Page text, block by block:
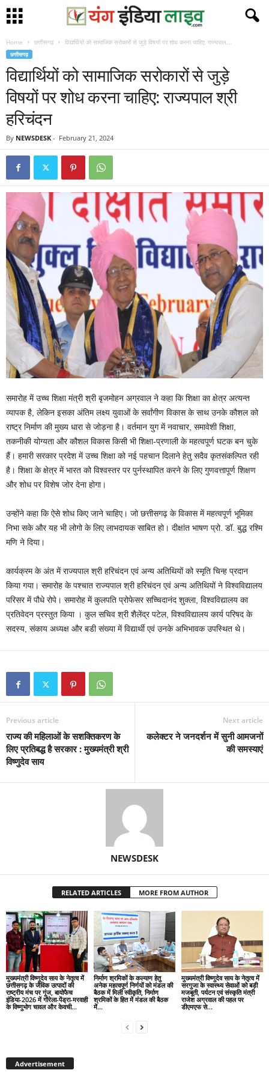
Home छत्तीसगढ़ विद्यार्थियों को सामाजिक सरोकारों से जुड़े विषयों पर शोध करना चाहिए: राज्यपाल...
छत्तीसगढ़
विद्यार्थियों को सामाजिक सरोकारों से जुड़े
विषयों पर शोध करना चाहिए: राज्यपाल श्री
हरिचंदन
By NEWSDESK - February 21, 2024
समारोह में उच्च शिक्षा मंत्री श्री बृजमोहन अग्रवाल ने कहा कि शिक्षा का क्षेत्र अत्यन्त
व्यापक है, लेकिन इसका अंतिम लक्ष्य युवाओं के सर्वांगीण विकास के साथ उनके कौशल को
राष्ट्र निर्माण की मुख्य धारा से जोड़ना है। वर्तमान युग में नवाचार, समावेशी शिक्षा,
तकनीकी योग्यता और कौशल विकास किसी भी शिक्षा-प्रणाली के महत्वपूर्ण घटक बन चुके
हैं। हमारी सरकार प्रदेश में उच्च शिक्षा को नई पहचान दिलाने हेतु सदैव कृतसंकल्पित रही
है। शिक्षा के क्षेत्र में भारत को विश्वस्तर पर पुर्नस्थापित करने के लिए गुणवत्तापूर्ण शिक्षण
और शोध पर विशेष जोर देना होगा।
उन्होंने कहा कि ऐसे शोध किए जाने चाहिए। जो छत्तीसगढ़ के विकास में महत्वपूर्ण भूमिका
निभा सके और यह भी लोगो के लिए लाभदायक साबित हो। दीक्षांत भाषण प्रो. डॉ. बुद्ध रश्मि
मणि ने दिया।
कार्यक्रम के अंत में राज्यपाल श्री हरिचंदन एवं अन्य अतिथियों को स्मृति चिन्ह प्रदान
किया गया। समारोह के पश्चात राज्यपाल श्री हरिचंदन एवं अन्य अतिथियों ने विश्वविद्यालय
परिसर में पौधे रोपे। समारोह में कुलपति प्रोफेसर सच्चिदानंद शुक्ला, विश्वविद्यालय का
प्रतिवेदन प्रस्तुत किया । कुल सचिव श्री शैलेंद्र पटेल, विश्वविद्यालय कार्य परिषद के
सदस्य, संकाय अध्यक्ष और बडी संख्या में विद्यार्थी एवं उनके अभिभावक उपस्थित थे।
Previous article
राज्य की महिलाओं के सशक्तिकरण के
लिए प्रतिबद्ध है सरकार : मुख्यमंत्री श्री
विष्णुदेव साय
Next article
कलेक्टर ने जनदर्शन में सुनी आमजनों
की समस्याएं
NEWSDESK
RELATED ARTICLES MORE FROM AUTHOR
मुख्यमंत्री विष्णुदेव साय के नेतृत्व में
छत्तीसगढ़ के जैविक उत्पादों की
राष्ट्रीय मंच पर गूंज, बायोफैच
इंडिया-2026 में गौरेला-पेंड्रा-मरवाही
के विष्णुभोग चावल और केवची...
निर्माण श्रमिकों के कल्याण हेतु
अनेक महत्वपूर्ण निर्णयों को मंडल की
बैठक में मिली स्वीकृति, निर्माण
श्रमिकों के हित में मंडल की बैठक
में...
मुख्यमंत्री विष्णुदेव साय के नेतृत्व में
सरगुजा के स्वास्थ्य सेवाओं को बड़ी
मजबूती, पर्यटन एवं संस्कृति मंत्री
राजेश अग्रवाल की पहल पर
डीएमएफ से...
Advertisement